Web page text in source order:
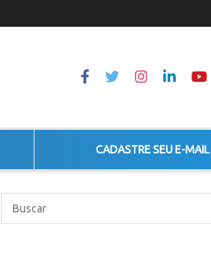
CADASTRE SEU E-MAIL